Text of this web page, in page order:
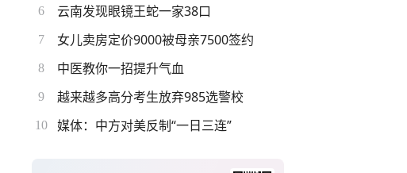
6 云南发现眼镜王蛇一家38口
7 女儿卖房定价9000被母亲7500签约
8 中医教你一招提升气血
9 越来越多高分考生放弃985选警校
10 媒体：中方对美反制“一日三连”